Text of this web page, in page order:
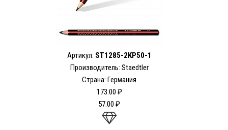
Артикул: ST1285-2KP50-1
Производитель: Staedtler
Страна: Германия
173.00 ₽
57.00 ₽